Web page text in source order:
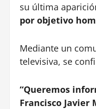
su última
por objetivo
Mediante un
televisiva, se
“Queremos
Francisco Javier